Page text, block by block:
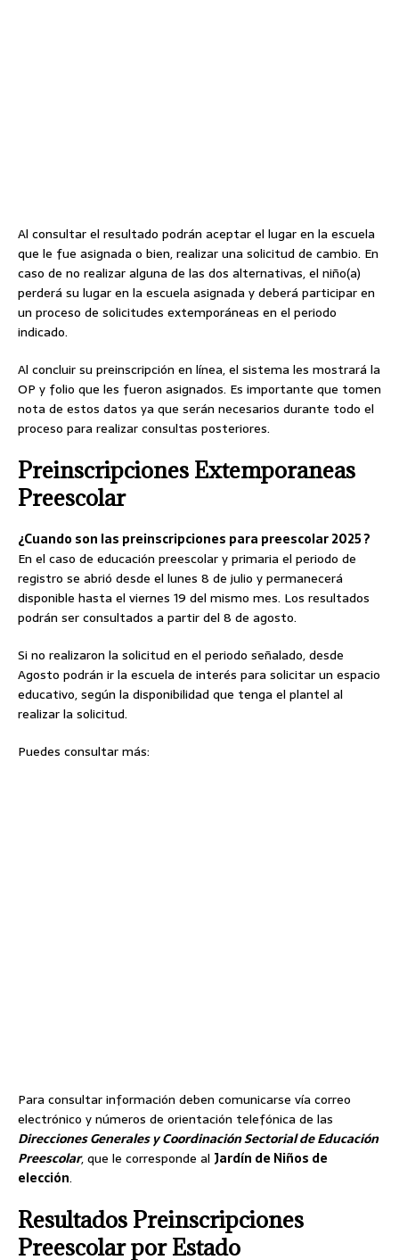
Al consultar el resultado podrán aceptar el lugar en la escuela
que le fue asignada o bien, realizar una solicitud de cambio. En
caso de no realizar alguna de las dos alternativas, el niño(a)
perderá su lugar en la escuela asignada y deberá participar en
un proceso de solicitudes extemporáneas en el periodo
indicado.
Al concluir su preinscripción en línea, el sistema les mostrará la
OP y folio que les fueron asignados. Es importante que tomen
nota de estos datos ya que serán necesarios durante todo el
proceso para realizar consultas posteriores.
Preinscripciones Extemporaneas
Preescolar
¿Cuando son las preinscripciones para preescolar 2025 ?
En el caso de educación preescolar y primaria el periodo de
registro se abrió desde el lunes 8 de julio y permanecerá
disponible hasta el viernes 19 del mismo mes. Los resultados
podrán ser consultados a partir del 8 de agosto.
Si no realizaron la solicitud en el periodo señalado, desde
Agosto podrán ir la escuela de interés para solicitar un espacio
educativo, según la disponibilidad que tenga el plantel al
realizar la solicitud.
Puedes consultar más:
Para consultar información deben comunicarse vía correo
electrónico y números de orientación telefónica de las
Direcciones Generales y Coordinación Sectorial de Educación
Preescolar, que le corresponde al Jardín de Niños de
elección.
Resultados Preinscripciones
Preescolar por Estado